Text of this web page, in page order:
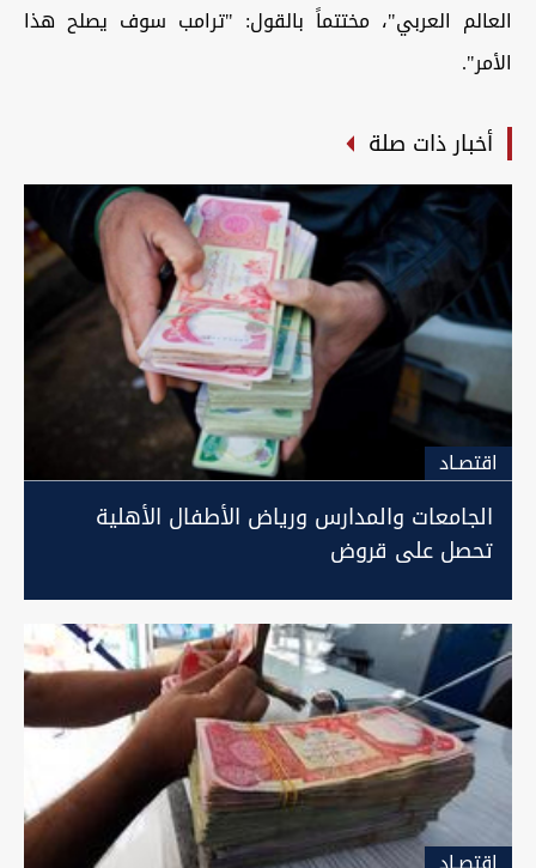
العالم العربي"، مختتماً بالقول: "ترامب سوف يصلح هذا
الأمر".
أخبار ذات صلة
اقتصـاد
الجامعات والمدارس ورياض الأطفال الأهلية
تحصل على قروض